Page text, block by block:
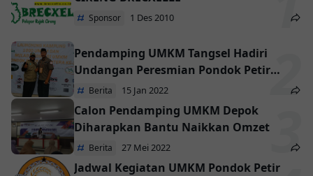
Sponsor 1 Des 2010
Pendamping UMKM Tangsel Hadiri
Undangan Peresmian Pondok Petir
Kampung 1000 UMKM
Berita 15 Jan 2022
Calon Pendamping UMKM Depok
Diharapkan Bantu Naikkan Omzet
Berita 27 Mei 2022
Jadwal Kegiatan UMKM Pondok Petir